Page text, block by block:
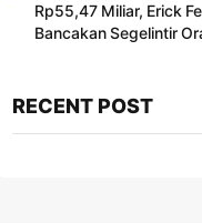
Rp55,47 Miliar, Erick
Bancakan Segelintir
RECENT POST